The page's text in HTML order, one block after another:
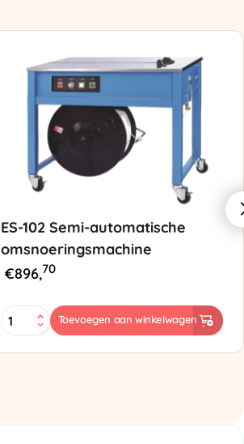
ES-102 Semi-automatische
omsnoeringsmachine
€896,70
ES-
102
Toevoegen aan winkelwagen